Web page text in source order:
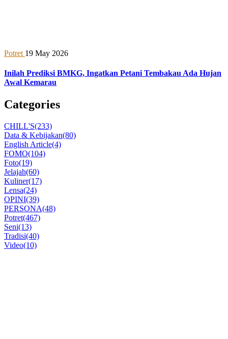
Potret 19 May 2026
Inilah Prediksi BMKG, Ingatkan Petani Tembakau Ada Hujan
Awal Kemarau
Categories
CHILL'S(233)
Data & Kebijakan(80)
English Article(4)
FOMO(104)
Foto(19)
Jelajah(60)
Kuliner(17)
Lensa(24)
OPINI(39)
PERSONA(48)
Potret(467)
Seni(13)
Tradisi(40)
Video(10)